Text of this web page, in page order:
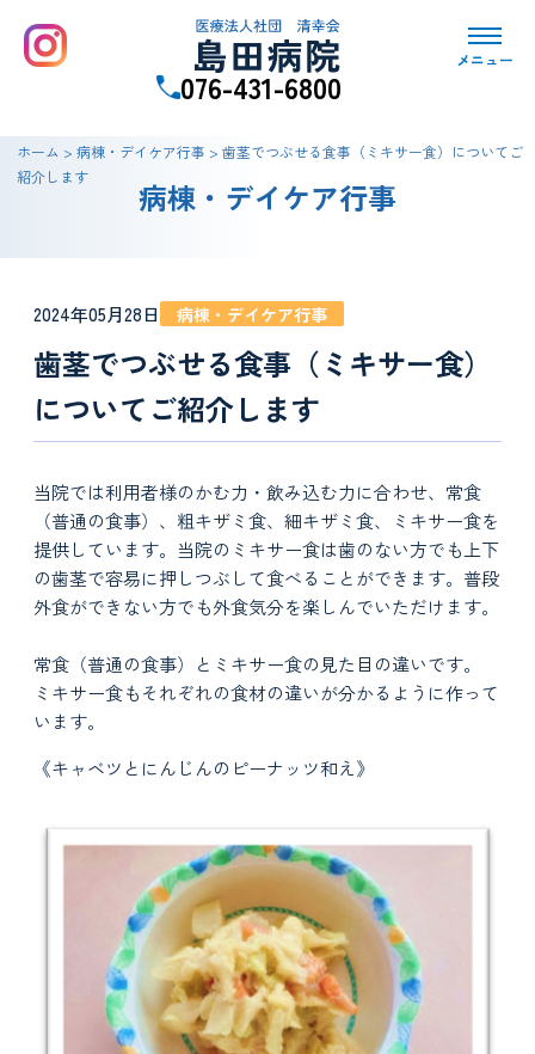
076-431-6800
メニュー
病棟・デイケア行事
ホーム > 病棟・デイケア行事 > 歯茎でつぶせる食事（ミキサー食）についてご
紹介します
歯茎でつぶせる食事（ミキサー食）
についてご紹介します
2024年05月28日 病棟・デイケア行事
当院では利用者様のかむ力・飲み込む力に合わせ、常食
（普通の食事）、粗キザミ食、細キザミ食、ミキサー食を
提供しています。当院のミキサー食は歯のない方でも上下
の歯茎で容易に押しつぶして食べることができます。普段
外食ができない方でも外食気分を楽しんでいただけます。
常食（普通の食事）とミキサー食の見た目の違いです。
ミキサー食もそれぞれの食材の違いが分かるように作って
います。
《キャベツとにんじんのピーナッツ和え》